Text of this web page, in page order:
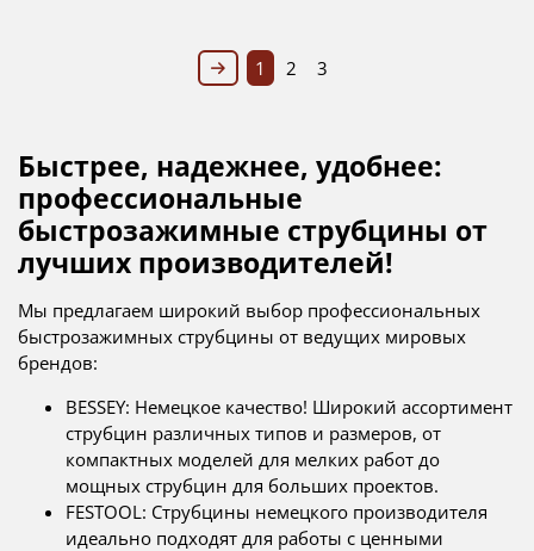
1 2 3
Быстрее, надежнее, удобнее:
профессиональные
быстрозажимные струбцины от
лучших производителей!
Мы предлагаем широкий выбор профессиональных
быстрозажимных струбцины от ведущих мировых
брендов:
BESSEY: Немецкое качество! Широкий ассортимент
струбцин различных типов и размеров, от
компактных моделей для мелких работ до
мощных струбцин для больших проектов.
FESTOOL: Струбцины немецкого производителя
идеально подходят для работы с ценными